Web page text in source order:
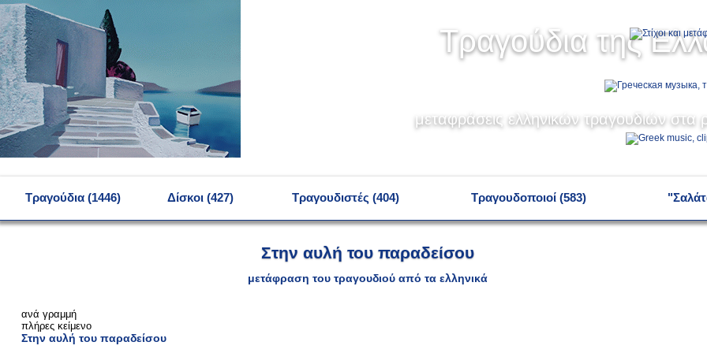
Τραγούδια της
μεταφράσεις ελληνικών τραγουδιών στα
Τραγούδια (1446) Δίσκοι (427) Τραγουδιστές (404) Τραγουδοποιοί (583)
Στην αυλή του παραδείσου
μετάφραση του τραγουδιού από τα ελληνικά
ανά γραμμή
πλήρες κείμενο
Στην αυλή του παραδείσου